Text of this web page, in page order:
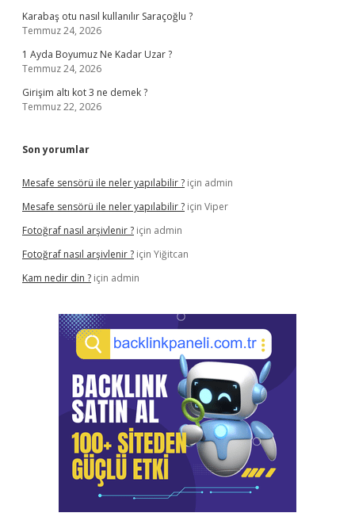
Karabaş otu nasıl kullanılır Saraçoğlu ?
Temmuz 24, 2026
1 Ayda Boyumuz Ne Kadar Uzar ?
Temmuz 24, 2026
Girişim altı kot 3 ne demek ?
Temmuz 22, 2026
Son yorumlar
Mesafe sensörü ile neler yapılabilir ? için admin
Mesafe sensörü ile neler yapılabilir ? için Viper
Fotoğraf nasıl arşivlenir ? için admin
Fotoğraf nasıl arşivlenir ? için Yiğitcan
Kam nedir din ? için admin